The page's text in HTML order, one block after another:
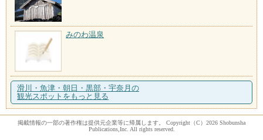
みのわ温泉
滑川・魚津・朝日・黒部・宇奈月の
観光スポットをもっと見る
掲載情報の一部の著作権は提供元企業等に帰属します。 Copyright（C）2026 Shobunsha
Publications,Inc. All rights reserved.